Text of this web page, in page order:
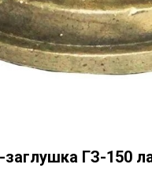
заглушка ГЗ-150